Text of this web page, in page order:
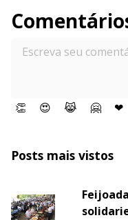
👏 😍 😹 🤗 ❤
Posts mais vistos